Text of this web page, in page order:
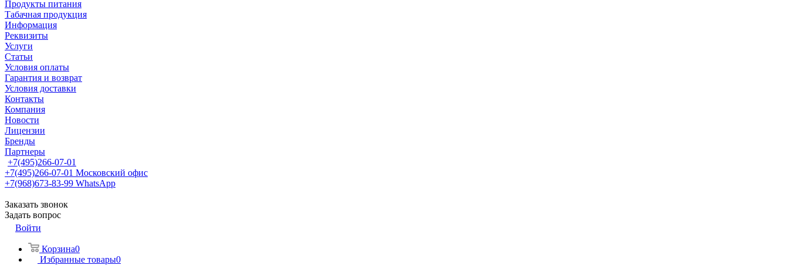
Продукты питания
Табачная продукция
Информация
Реквизиты
Услуги
Статьи
Условия оплаты
Гарантия и возврат
Условия доставки
Контакты
Компания
Новости
Лицензии
Бренды
Партнеры
+7(495)266-07-01
+7(495)266-07-01 Московский офис
+7(968)673-83-99 WhatsApp
Заказать звонок
Задать вопрос
Войти
Корзина0
Избранные товары0